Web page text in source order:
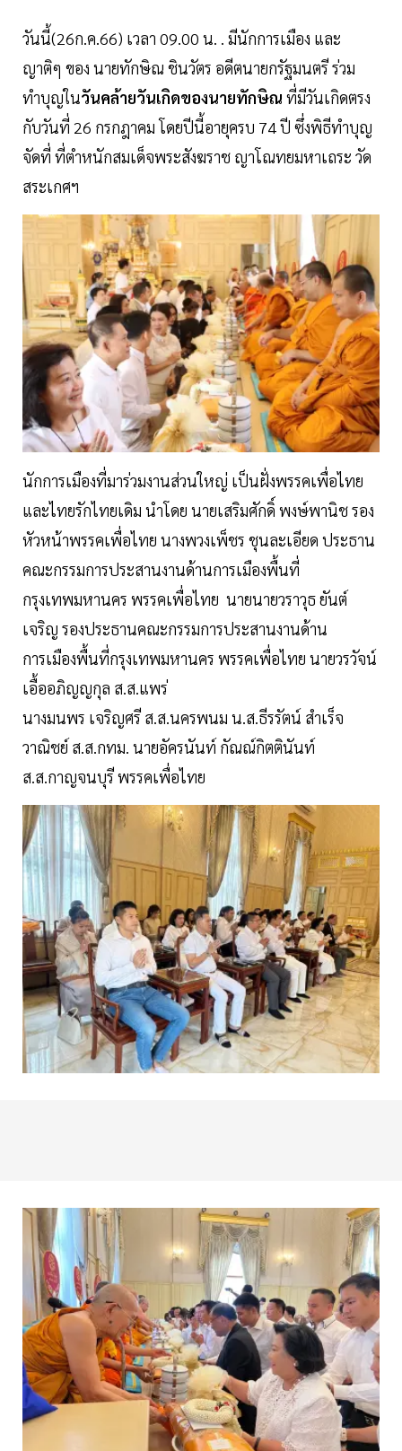
วันนี้(26ก.ค.66) เวลา 09.00 น. . มีนักการเมือง และ
ญาติๆ ของ นายทักษิณ ชินวัตร อดีตนายกรัฐมนตรี ร่วม
ทำบุญในวันคล้ายวันเกิดของนายทักษิณ ที่มีวันเกิดตรง
กับวันที่ 26 กรกฎาคม โดยปีนี้อายุครบ 74 ปี ซึ่งพิธีทำบุญ
จัดที่ ที่ตำหนักสมเด็จพระสังฆราช ญาโณทยมหาเถระ วัด
สระเกศฯ
นักการเมืองที่มาร่วมงานส่วนใหญ่ เป็นฝั่งพรรคเพื่อไทย
และไทยรักไทยเดิม นำโดย นายเสริมศักดิ์ พงษ์พานิช รอง
หัวหน้าพรรคเพื่อไทย นางพวงเพ็ชร ชุนละเอียด ประธาน
คณะกรรมการประสานงานด้านการเมืองพื้นที่
กรุงเทพมหานคร พรรคเพื่อไทย นายนายวราวุธ ยันต์
เจริญ รองประธานคณะกรรมการประสานงานด้าน
การเมืองพื้นที่กรุงเทพมหานคร พรรคเพื่อไทย นายวรวัจน์
เอื้ออภิญญกุล ส.ส.แพร่
นางมนพร เจริญศรี ส.ส.นครพนม น.ส.ธีรรัตน์ สําเร็จ
วาณิชย์ ส.ส.กทม. นายอัครนันท์ กัณณ์กิตตินันท์
ส.ส.กาญจนบุรี พรรคเพื่อไทย